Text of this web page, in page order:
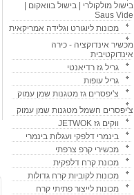
בישול מולקולרי | בישול בוואקום |
Saus Vide
מכונות ליוגורט וגלידה אמריקאית
מכשיר אינדוקציה - כירה
אינדוקטיבית
גריל גז רדיאנטי
גריל עופות
צ'יפסרים גז מטגנות שמן עמוק
צ'יפסרים חשמל מטגנות שמן עמוק
ווקים גז JETWOK
בינמרי דלפקי ועגלות בינמרי
מכשירי קרפ צרפתי
מכונת קרח דלפקית
מכונות לקוביות קרח גדולות
מכונות לייצור פתיתי קרח